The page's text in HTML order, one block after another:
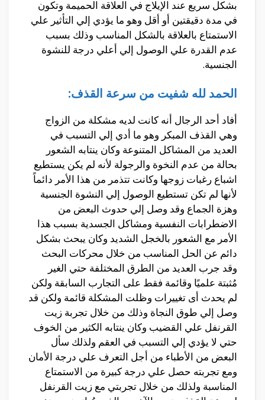
بشكل سريع عند الإيلاج في العلاقة الحميمة وتكون
في مدة دقيقتين أو أقل وهو ما يؤدي إلي التأثير علي
الاستمتاع بالعلاقة بالشكل المناسب وذلك بسبب
عدم القدرة علي الوصول إلي أعلي درجة للنشوة
الجنسية.
الحمد لله شفيت من سرعة القذف:
أفاد أحد الرجال أنه كانت لديه مشكلة من الزواج
وهي القذف المبكر وهو ما أدي إلي التسبب في
العديد من المشاكل المتنوعة وكان ينتابه الشعور
بحالة من عدم النخوة والرجولة لأنه لم يكن يستطيع
اشباع رغبات زوجها وكانت تتذمر من هذا الأمر دائماً
لأنها لم تكن تستطيع الوصول إلي النشوة الجنسية
وهزة الجماع وقد وصل إلي حدوث البعض من
الاضطرابات النفسية ومشاكل الجسدية بسبب هذا
الأمر مع الشعور بالخجل الشديد وكان يبحث بشكل
دائم عن الحل المناسب من خلال محركات البحث
وقد جرب العديد من الطرق المختلفة حتي الغير
مُثبتة علميًا وقائمة فقط على التجارب السابقة ولكن
لم يحدث أى تغييرات وظلت المشكلة قائمة ولكن قد
وصل إلي طوق النجاة وذلك من خلال تجربة زيت
القرنفل علي القضيب وكان ينتابه الكثير من الخوف
حتي لا يؤدي إلي التسبب في العقم ولذلك سأل
البعض من الأطباء من أجل التعرف علي درجة الأمان
ومع تجربته حصل علي درجة كبيرة من الاستمتاع
المناسبة ولذلك من خلال تجربتي مع زيت القرنفل